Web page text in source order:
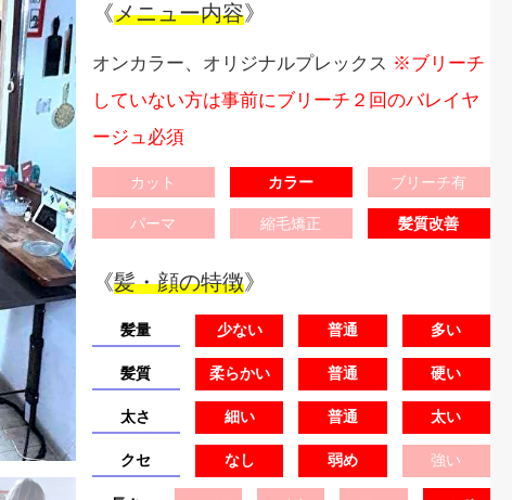
《メニュー内容》
オンカラー、オリジナルプレックス ※ブリーチ
していない方は事前にブリーチ２回のバレイヤ
ージュ必須
カット カラー ブリーチ有
パーマ 縮毛矯正 髪質改善
《髪・顔の特徴》
髪量 少ない 普通 多い
髪質 柔らかい 普通 硬い
太さ 細い 普通 太い
クセ なし 弱め 強い